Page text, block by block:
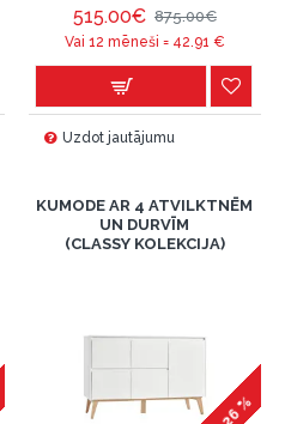
515.00€ 875.00€
Vai 12 mēneši = 42.91 €
Uzdot jautājumu
KUMODE AR 4 ATVILKTNĒM
UN DURVĪM
(CLASSY KOLEKCIJA)
-26 %